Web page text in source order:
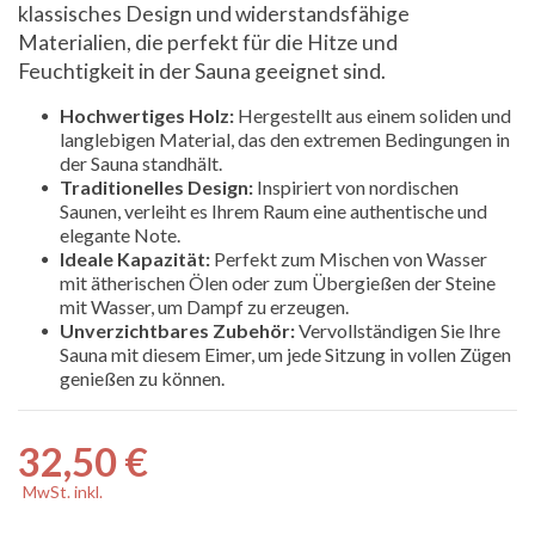
klassisches Design und widerstandsfähige
Materialien, die perfekt für die Hitze und
Feuchtigkeit in der Sauna geeignet sind.
Hochwertiges Holz: Hergestellt aus einem soliden und
langlebigen Material, das den extremen Bedingungen in
der Sauna standhält.
Traditionelles Design: Inspiriert von nordischen
Saunen, verleiht es Ihrem Raum eine authentische und
elegante Note.
Ideale Kapazität: Perfekt zum Mischen von Wasser
mit ätherischen Ölen oder zum Übergießen der Steine
mit Wasser, um Dampf zu erzeugen.
Unverzichtbares Zubehör:Vervollständigen Sie Ihre
Sauna mit diesem Eimer, um jede Sitzung in vollen Zügen
genießen zu können.
32,50 €
MwSt. inkl.